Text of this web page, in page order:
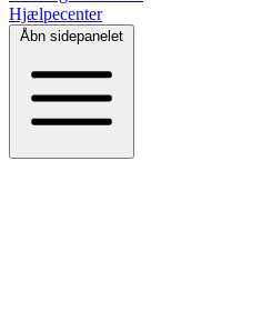
Hjælpecenter
Åbn sidepanelet